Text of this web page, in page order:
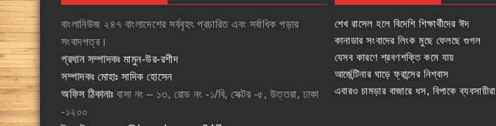
বাংলানিউজ ২৪৭ বাংলাদেশের সর্ববৃহৎ প্রচারিত এবং সর্বাধিক পড়ার
সংবাদপত্র।
প্রধান সম্পাদকঃ মামুন-উর-রশীদ
সম্পাদকঃ মোহাঃ সাদিক হোসেন
অফিস ঠিকানাঃবাসা নং – ১৩, রোড নং -১/বি, সেক্টর -৫, উত্তরা, ঢাকা
-১২০০
শেখ রাসেল হলে বিদেশি শিক্ষার্থীদের ঈদ
কানাডার সংবাদের লিংক মুছে ফেলছে গুগল
যেসব কারণে শ্রবণশক্তি কমে যায়
আর্জেন্টিনার ঘাড়ে ফ্রান্সের নিশ্বাস
এবারও চামড়ার বাজারে ধস, বিপাকে ব্যবসায়ীরা